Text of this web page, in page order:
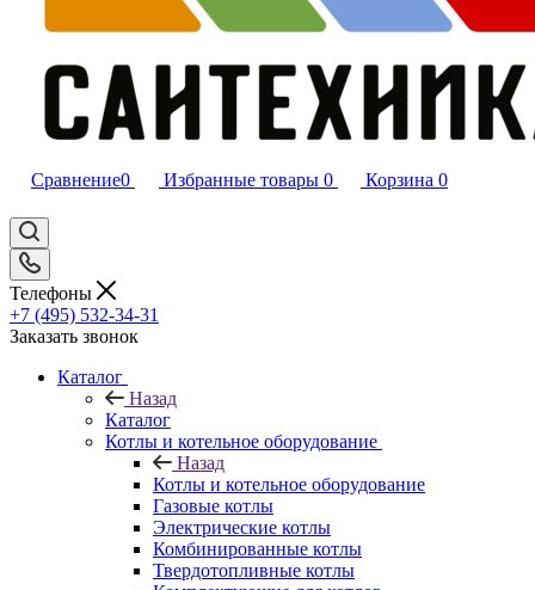
Сравнение0 Избранные товары 0 Корзина 0
Телефоны
+7 (495) 532‑34‑31
Заказать звонок
Каталог
Назад
Каталог
Котлы и котельное оборудование
Назад
Котлы и котельное оборудование
Газовые котлы
Электрические котлы
Комбинированные котлы
Твердотопливные котлы